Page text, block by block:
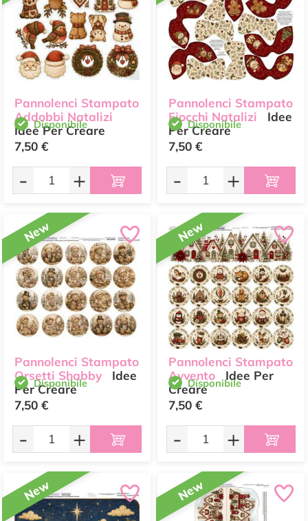
Pannolenci Stampato
Addobbi Natalizi
Idee Per Creare
Disponibile
7,50 €
- +
Pannolenci Stampato
Fiocchi Natalizi
Idee
Per Creare
Disponibile
7,50 €
- +
New
Pannolenci Stampato
Orsetti Shabby
Idee
Per Creare
Disponibile
7,50 €
- +
New
Pannolenci Stampato
Avvento
Idee Per
CreareDisponibile
7,50 €
- +
New New